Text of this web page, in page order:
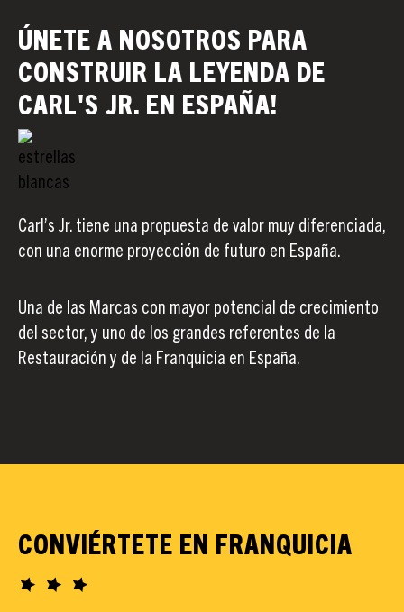
ÚNETE A NOSOTROS PARA
CONSTRUIR LA LEYENDA DE
CARL'S JR. EN ESPAÑA!
Carl’s Jr. tiene una propuesta de valor muy diferenciada,
con una enorme proyección de futuro en España.
Una de las Marcas con mayor potencial de crecimiento
del sector, y uno de los grandes referentes de la
Restauración y de la Franquicia en España.
CONVIÉRTETE EN FRANQUICIA